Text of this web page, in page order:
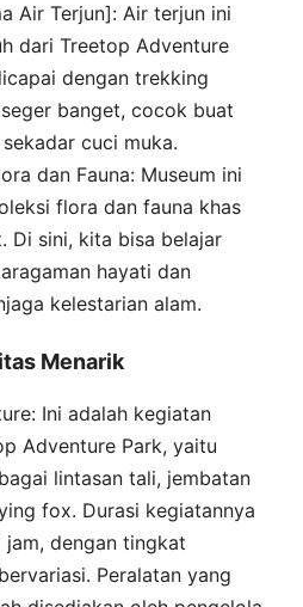
Air Terjun]: Air terjun ini
dari Treetop Adventure
dengan trekking
banget, cocok buat
cuci muka.
dan Fauna: Museum ini
flora dan fauna khas
Di sini, kita bisa belajar
hayati dan
kelestarian alam.
Menarik
Ini adalah kegiatan
Adventure Park, yaitu
lintasan tali, jembatan
fox. Durasi kegiatannya
dengan tingkat
Peralatan yang